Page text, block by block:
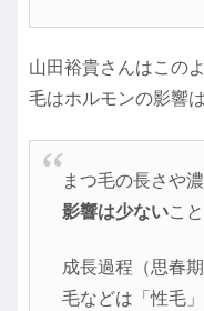
山田裕貴さんはこの
毛はホルモンの影響
まつ毛の長さや
影響は少ないこ
成長過程（思春
毛などは「性毛